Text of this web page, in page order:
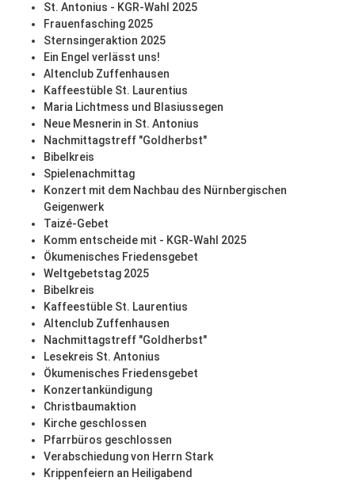
St. Antonius - KGR-Wahl 2025
Frauenfasching 2025
Sternsingeraktion 2025
Ein Engel verlässt uns!
Altenclub Zuffenhausen
Kaffeestüble St. Laurentius
Maria Lichtmess und Blasiussegen
Neue Mesnerin in St. Antonius
Nachmittagstreff "Goldherbst"
Bibelkreis
Spielenachmittag
Konzert mit dem Nachbau des Nürnbergischen
Geigenwerk
Taizé-Gebet
Komm entscheide mit - KGR-Wahl 2025
Ökumenisches Friedensgebet
Weltgebetstag 2025
Bibelkreis
Kaffeestüble St. Laurentius
Altenclub Zuffenhausen
Nachmittagstreff "Goldherbst"
Lesekreis St. Antonius
Ökumenisches Friedensgebet
Konzertankündigung
Christbaumaktion
Kirche geschlossen
Pfarrbüros geschlossen
Verabschiedung von Herrn Stark
Krippenfeiern an Heiligabend